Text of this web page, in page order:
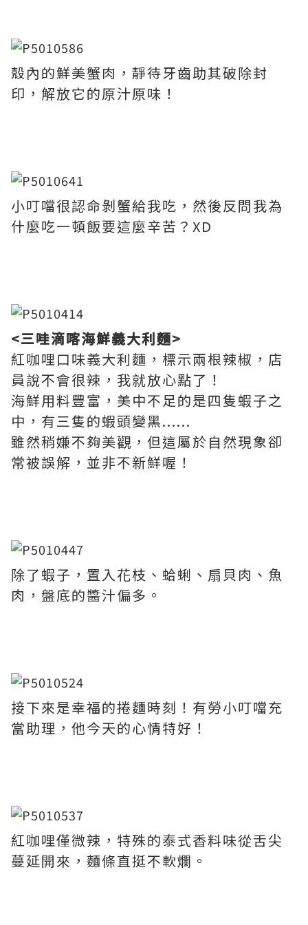
殼內的鮮美蟹肉，靜待牙齒助其破除封
印，解放它的原汁原味！
小叮噹很認命剝蟹給我吃，然後反問我為
什麼吃一頓飯要這麼辛苦？XD
<三哇滴喀海鮮義大利麵>
紅咖哩口味義大利麵，標示兩根辣椒，店
員說不會很辣，我就放心點了！
海鮮用料豐富，美中不足的是四隻蝦子之
中，有三隻的蝦頭變黑......
雖然稍嫌不夠美觀，但這屬於自然現象卻
常被誤解，並非不新鮮喔！
除了蝦子，置入花枝、蛤蜊、扇貝肉、魚
肉，盤底的醬汁偏多。
接下來是幸福的捲麵時刻！有勞小叮噹充
當助理，他今天的心情特好！
紅咖哩僅微辣，特殊的泰式香料味從舌尖
蔓延開來，麵條直挺不軟爛。